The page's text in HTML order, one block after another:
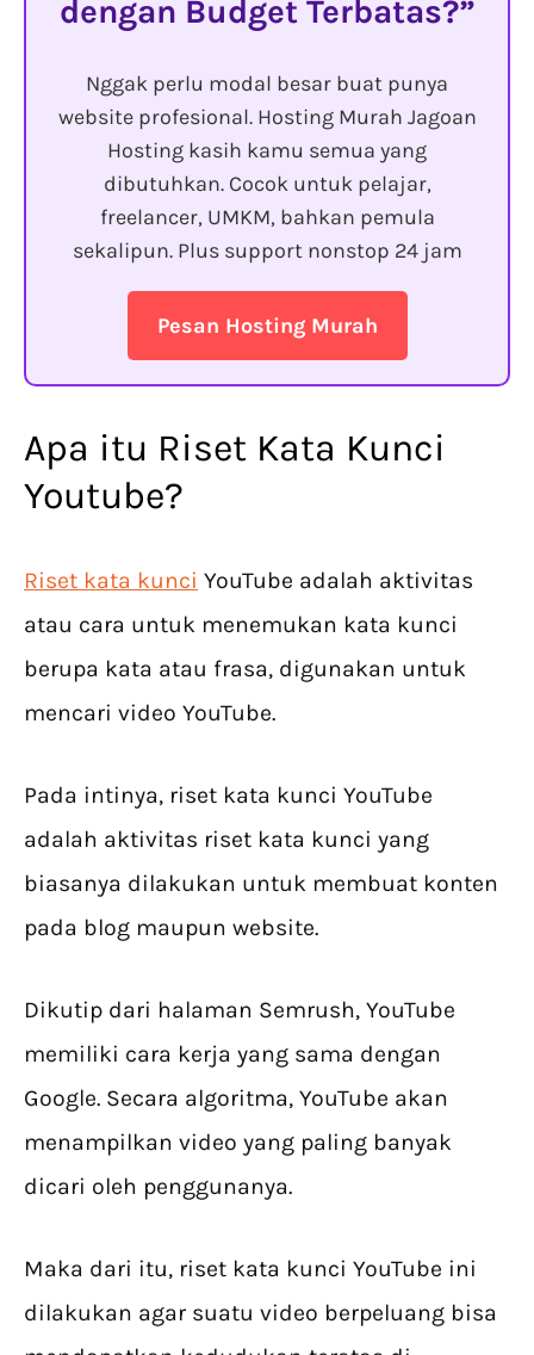
dengan Budget Terbatas?
Nggak perlu modal besar buat punya
website profesional. Hosting Murah Jagoan
Hosting kasih kamu semua yang
dibutuhkan. Cocok untuk pelajar,
freelancer, UMKM, bahkan pemula
sekalipun. Plus support nonstop 24 jam
Pesan Hosting Murah
Apa itu Riset Kata Kunci
Youtube?
Riset kata kunci YouTube adalah aktivitas
atau cara untuk menemukan kata kunci
berupa kata atau frasa, digunakan untuk
mencari video YouTube.
Pada intinya, riset kata kunci YouTube
adalah aktivitas riset kata kunci yang
biasanya dilakukan untuk membuat konten
pada blog maupun website.
Dikutip dari halaman Semrush, YouTube
memiliki cara kerja yang sama dengan
Google. Secara algoritma, YouTube akan
menampilkan video yang paling banyak
dicari oleh penggunanya.
Maka dari itu, riset kata kunci YouTube ini
dilakukan agar suatu video berpeluang bisa